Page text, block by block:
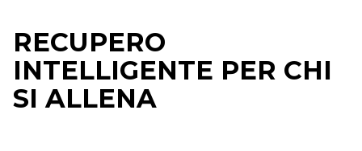
RECUPERO
INTELLIGENTE PER CHI
SI ALLENA